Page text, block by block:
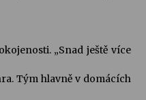
„Snad ještě více
Tým hlavně v domácích